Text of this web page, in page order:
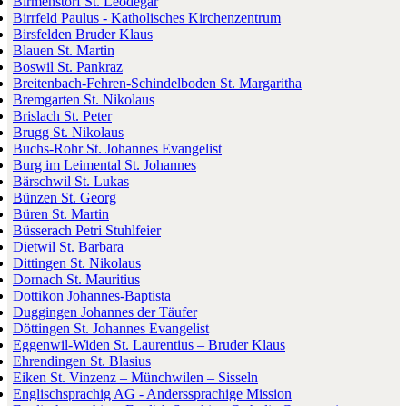
Birrfeld Paulus - Katholisches Kirchenzentrum
Birsfelden Bruder Klaus
Blauen St. Martin
Boswil St. Pankraz
Breitenbach-Fehren-Schindelboden St. Margaritha
Bremgarten St. Nikolaus
Brislach St. Peter
Brugg St. Nikolaus
Buchs-Rohr St. Johannes Evangelist
Burg im Leimental St. Johannes
Bärschwil St. Lukas
Bünzen St. Georg
Büren St. Martin
Büsserach Petri Stuhlfeier
Dietwil St. Barbara
Dittingen St. Nikolaus
Dornach St. Mauritius
Dottikon Johannes-Baptista
Duggingen Johannes der Täufer
Döttingen St. Johannes Evangelist
Eggenwil-Widen St. Laurentius – Bruder Klaus
Ehrendingen St. Blasius
Eiken St. Vinzenz – Münchwilen – Sisseln
Englischsprachig AG - Anderssprachige Mission